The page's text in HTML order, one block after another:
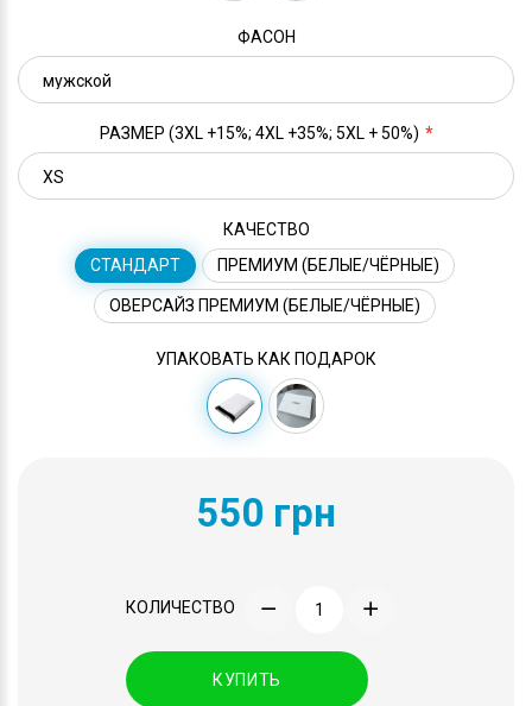
ФАСОН
РАЗМЕР (3XL +15%; 4XL +35%; 5XL + 50%)
КАЧЕСТВО
СТАНДАРТ
ПРЕМИУМ (БЕЛЫЕ/ЧЁРНЫЕ)
ОВЕРСАЙЗ ПРЕМИУМ (БЕЛЫЕ/ЧЁРНЫЕ)
УПАКОВАТЬ КАК ПОДАРОК
550 грн
КОЛИЧЕСТВО
КУПИТЬ